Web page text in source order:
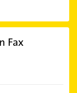
Fax